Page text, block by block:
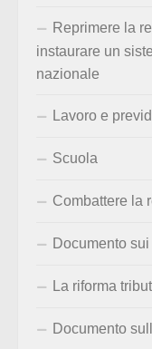
Reprimere la
instaurare un
nazionale
Lavoro e
Scuola
Combattere la
Documento
La riforma
Documento